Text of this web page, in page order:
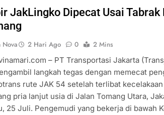
JakLingko Dipecat Usai Tabrak
Nova 2 Hari Ago 0
2 Mins
– PT Transportasi Jakarta
langkah tegas dengan memecat
rute JAK 54 setelah terlibat
pria lanjut usia di Jalan Tomang Utara,
25 Juli. Pengemudi yang bekerja di bawah